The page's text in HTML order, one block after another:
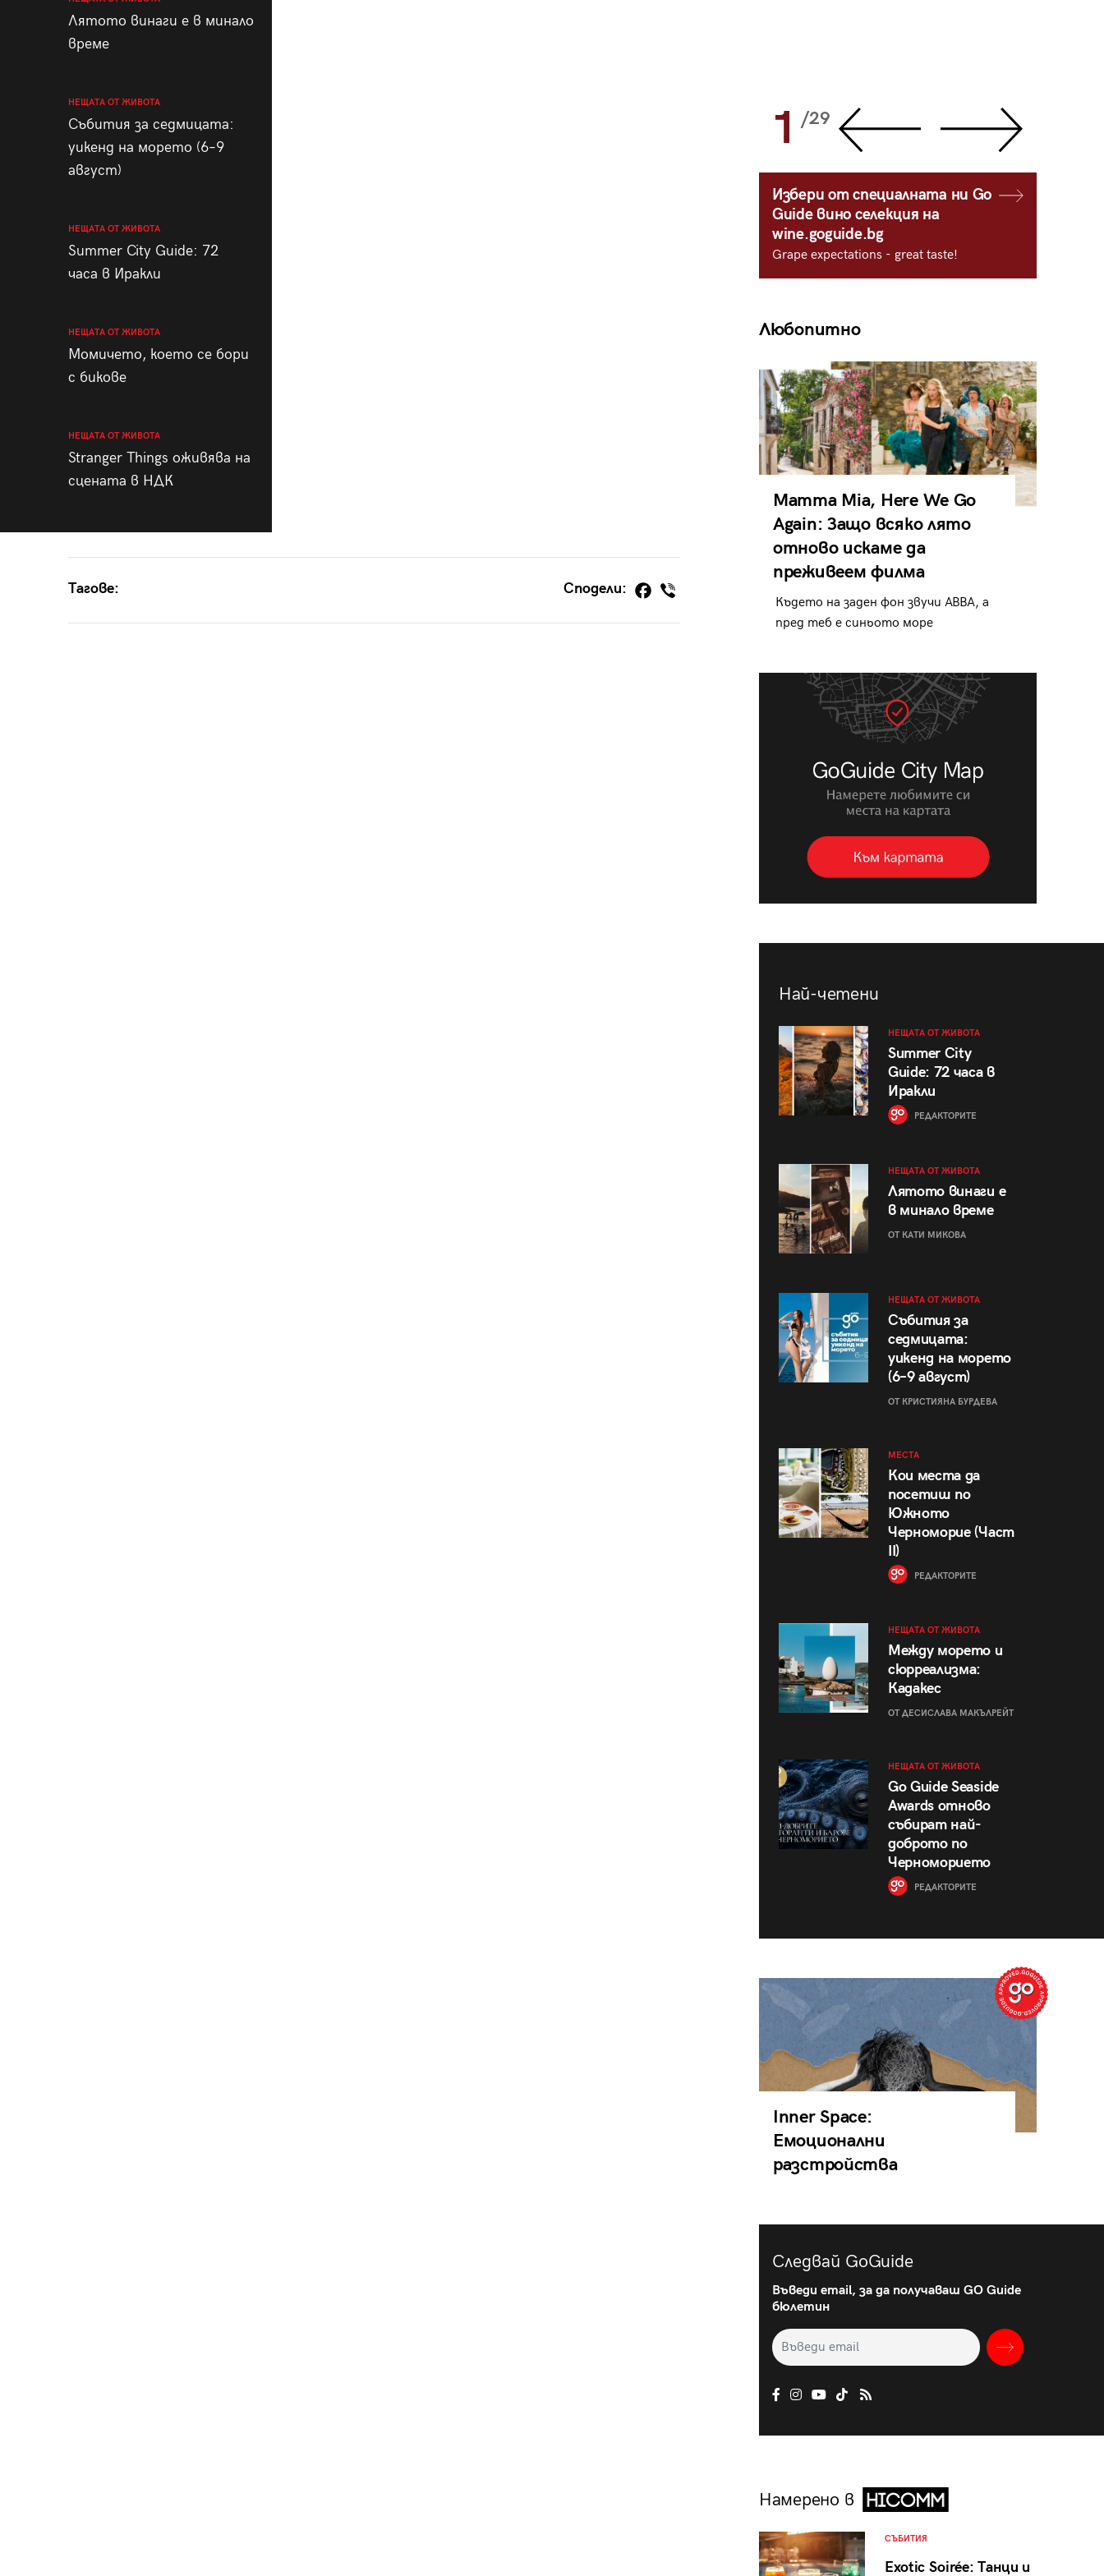
Лятото винаги е в минало
време
НЕЩАТА ОТ ЖИВОТА
Събития за седмицата:
уикенд на морето (6–9
август)
НЕЩАТА ОТ ЖИВОТА
Summer City Guide: 72
часа в Иракли
НЕЩАТА ОТ ЖИВОТА
Момичето, което се бори
с бикове
НЕЩАТА ОТ ЖИВОТА
Stranger Things оживява на
сцената в НДК
Тагове: Сподели:
28 1 /29
Избери от специалната ни Go
Guide вино селекция на
wine.goguide.bg
Grape expectations - great taste!
Любопитно
Mamma Mia, Here We Go
Again: Защо всяко лято
отново искаме да
преживеем филма
Където на заден фон звучи ABBA, а
пред теб е синьото море
Най-четени
НЕЩАТА ОТ ЖИВОТА
Summer City
Guide: 72 часа в
Иракли
РЕДАКТОРИТЕ
НЕЩАТА ОТ ЖИВОТА
Лятото винаги е
в минало време
ОТ КАТИ МИКОВА
НЕЩАТА ОТ ЖИВОТА
Събития за
седмицата:
уикенд на морето
(6–9 август)
ОТ КРИСТИЯНА БУРДЕВА
МЕСТА
Кои места да
посетиш по
Южното
Черноморие (Част
II)
РЕДАКТОРИТЕ
НЕЩАТА ОТ ЖИВОТА
Между морето и
сюрреализма:
Кадакес
ОТ ДЕСИСЛАВА МАКЪЛРЕЙТ
НЕЩАТА ОТ ЖИВОТА
Go Guide Seaside
Awards отново
събират най-
доброто по
Черноморието
РЕДАКТОРИТЕ
Inner Space:
Емоционални
разстройства
Следвай GoGuide
Въведи email, за да получаваш GO Guide
бюлетин
Намерено в
СЪБИТИЯ
Exotic Soirée: Танци и